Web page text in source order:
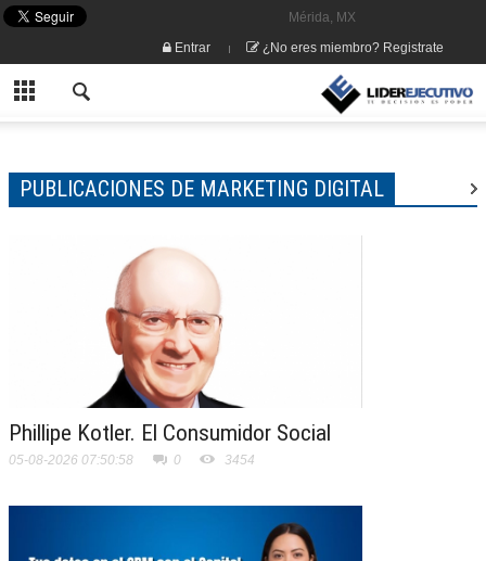
Mérida, MX
Entrar
¿No eres miembro? Registrate
PUBLICACIONES DE MARKETING DIGITAL
Phillipe Kotler. El Consumidor Social
05-08-2026 07:50:58 0 3454